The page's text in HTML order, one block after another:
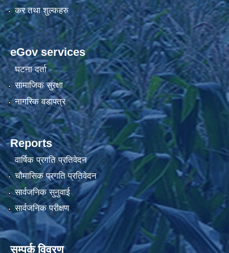
कर तथा शुल्कहरु
eGov services
घटना दर्ता
सामाजिक सुरक्षा
नागरिक वडापत्र
Reports
वार्षिक प्रगति प्रतिवेदन
चौमासिक प्रगति प्रतिवेदन
सार्वजनिक सुनुवाई
सार्वजनिक परीक्षण
सम्पर्क विवरण